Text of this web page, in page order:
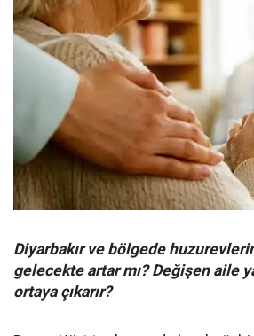
Diyarbakır ve bölgede
gelecekte artar mı? Değişen aile
ortaya çıkarır?